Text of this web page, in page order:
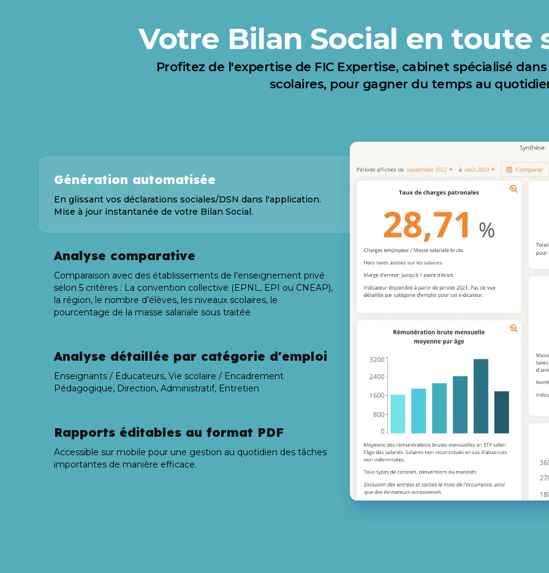
Votre Bilan Social en toute
Profitez de l'expertise de FIC Expertise, cabinet spécialisé
scolaires, pour gagner du temps au
Génération automatisée
En glissant vos déclarations sociales/DSN dans l'application.
Mise à jour instantanée de votre Bilan Social.
Analyse comparative
Comparaison avec des établissements de l’enseignement privé
selon 5 critères : La convention collective (EPNL, EPI ou CNEAP),
la région, le nombre d’élèves, les niveaux scolaires, le
pourcentage de la masse salariale sous traitée
Analyse détaillée par catégorie d'emploi
Enseignants / Educateurs, Vie scolaire / Encadrement
Pédagogique, Direction, Administratif, Entretien
Rapports éditables au format PDF
Accessible sur mobile pour une gestion au quotidien des tâches
importantes de manière efficace.